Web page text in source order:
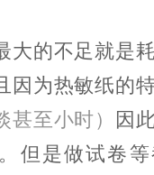
大的不足就是
因为热敏纸的
至小时） 因
但是做试卷